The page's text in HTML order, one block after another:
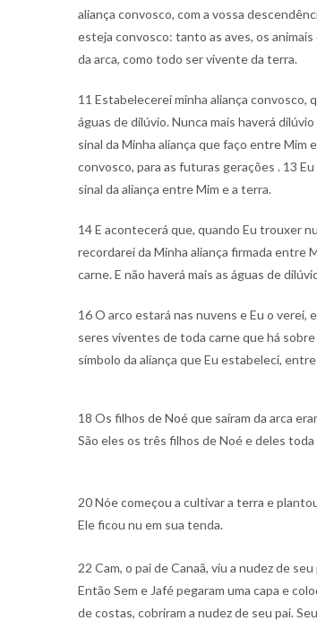
aliança convosco, com a vossa
esteja convosco: tanto as aves, os
da arca, como todo ser vivente da terra.
11 Estabelecerei minha aliança convosco,
águas de dilúvio. Nunca mais haverá
sinal da Minha aliança que faço entre
convosco, para as futuras gerações . 13
sinal da aliança entre Mim e a terra.
14 E acontecerá que, quando Eu trouxer
recordarei da Minha aliança firmada entre
carne. E não haverá mais as águas de
16 O arco estará nas nuvens e Eu o verei,
seres viventes de toda carne que há
símbolo da aliança que Eu estabeleci,
18 Os filhos de Noé que saíram da arca
São eles os três filhos de Noé e deles
20 Nóe começou a cultivar a terra e
Ele ficou nu em sua tenda.
22 Cam, o pai de Canaã, viu a nudez de
Então Sem e Jafé pegaram uma capa e
de costas, cobriram a nudez de seu pai.